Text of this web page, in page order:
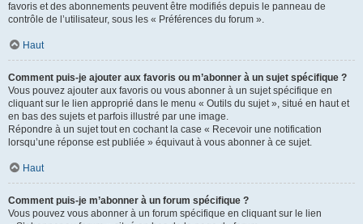
favoris et des abonnements peuvent être modifiés depuis le panneau de
contrôle de l’utilisateur, sous les « Préférences du forum ».
Haut
Comment puis-je ajouter aux favoris ou m’abonner à un sujet spécifique ?
Vous pouvez ajouter aux favoris ou vous abonner à un sujet spécifique en
cliquant sur le lien approprié dans le menu « Outils du sujet », situé en haut et
en bas des sujets et parfois illustré par une image.
Répondre à un sujet tout en cochant la case « Recevoir une notification
lorsqu’une réponse est publiée » équivaut à vous abonner à ce sujet.
Haut
Comment puis-je m’abonner à un forum spécifique ?
Vous pouvez vous abonner à un forum spécifique en cliquant sur le lien